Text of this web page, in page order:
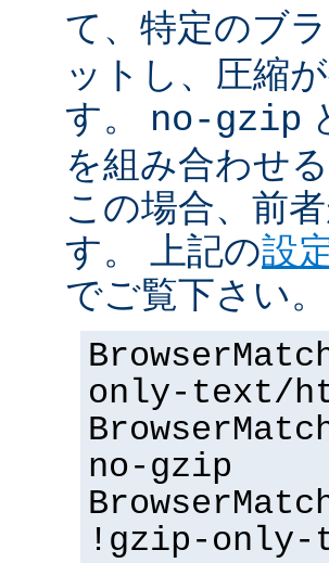
て、特定のブ
ットし、圧縮
す。 no-gzip
を組み合わせ
この場合、前
す。 上記の設
でご覧下さい。
only-text/
no-gzip
!gzip-